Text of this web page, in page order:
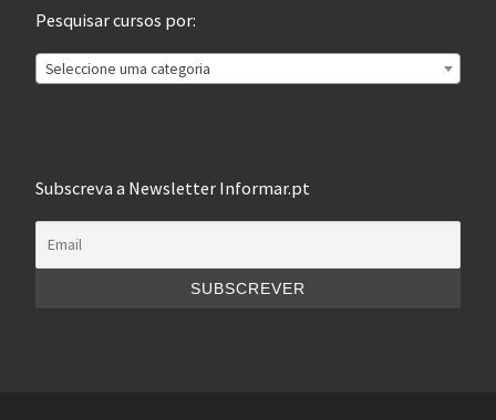
Pesquisar cursos por:
Seleccione uma categoria
Subscreva a Newsletter Informar.pt